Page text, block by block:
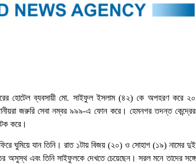
হোটেল ব্যবসায়ী মো. সাইফুল ইসলাম (৪২) কে অপহরণ করে ২০
জরুরি সেবা নম্বর ৯৯৯-এ ফোন করে। হেমনগর তদন্ত কেন্দ্রের
করে।
ঘুমিয়ে‌ যান তিনি। রাত ১টায় বিজয় (২০) ও সোহাগ (১৯) নামের দুই
অসুস্থ এবং তিনি সাইফুলকে দেখতে চেয়েছেন। সরল মনে তাদের সঙ্গে